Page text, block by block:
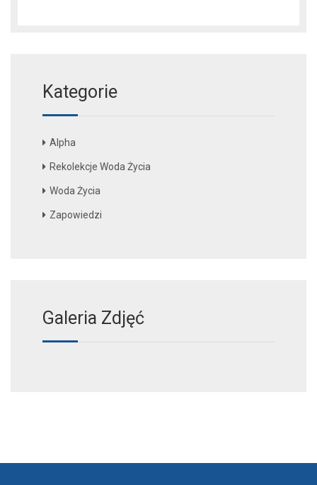
Kategorie
Alpha
Rekolekcje Woda Życia
Woda Życia
Zapowiedzi
Galeria Zdjęć